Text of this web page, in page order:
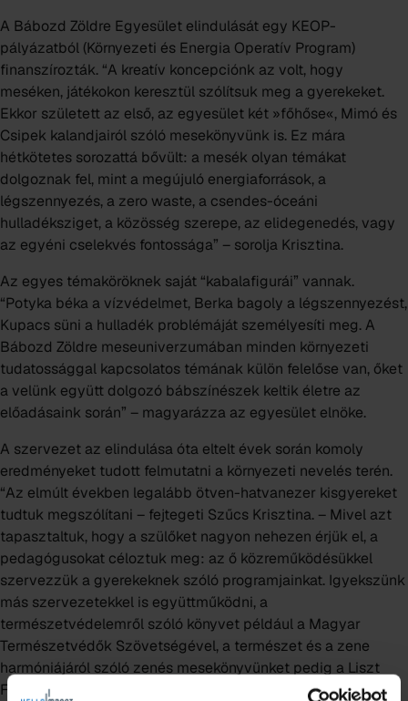
A Bábozd Zöldre Egyesület elindulását egy KEOP-
pályázatból (Környezeti és Energia Operatív Program)
finanszírozták. “A kreatív koncepciónk az volt, hogy
meséken, játékokon keresztül szólítsuk meg a gyerekeket.
Ekkor született az első, az egyesület két »főhőse«, Mimó és
Csipek kalandjairól szóló mesekönyvünk is. Ez mára
hétkötetes sorozattá bővült: a mesék olyan témákat
dolgoznak fel, mint a megújuló energiaforrások, a
légszennyezés, a zero waste, a csendes-óceáni
hulladéksziget, a közösség szerepe, az elidegenedés, vagy
az egyéni cselekvés fontossága” – sorolja Krisztina.
Az egyes témaköröknek saját “kabalafigurái” vannak.
“Potyka béka a vízvédelmet, Berka bagoly a légszennyezést,
Kupacs süni a hulladék problémáját személyesíti meg. A
Bábozd Zöldre meseuniverzumában minden környezeti
tudatossággal kapcsolatos témának külön felelőse van, őket
a velünk együtt dolgozó bábszínészek keltik életre az
előadásaink során” – magyarázza az egyesület elnöke.
A szervezet az elindulása óta eltelt évek során komoly
eredményeket tudott felmutatni a környezeti nevelés terén.
“Az elmúlt években legalább ötven-hatvanezer kisgyereket
tudtuk megszólítani – fejtegeti Szűcs Krisztina. – Mivel azt
tapasztaltuk, hogy a szülőket nagyon nehezen érjük el, a
pedagógusokat céloztuk meg: az ő közreműködésükkel
szervezzük a gyerekeknek szóló programjainkat. Igyekszünk
más szervezetekkel is együttműködni, a
természetvédelemről szóló könyvet például a Magyar
Természetvédők Szövetségével, a természet és a zene
harmóniájáról szóló zenés mesekönyvünket pedig a Liszt
Ferenc Kamarazenekarral közösen készítettük el.”